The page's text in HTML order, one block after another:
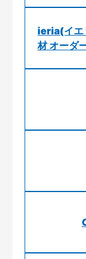
ieria(イエ
材 オーダ